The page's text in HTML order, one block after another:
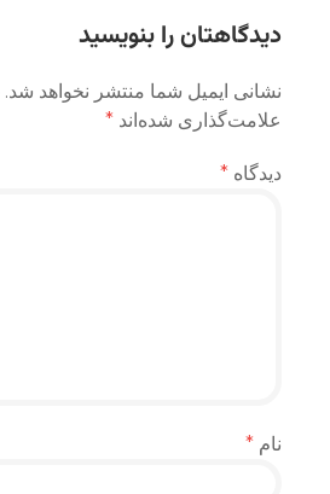
دیدگاهتان را بنویسید
نشانی ایمیل شما منتشر نخواهد شد.
علامت‌گذاری شده‌اند *
دیدگاه *
نام *